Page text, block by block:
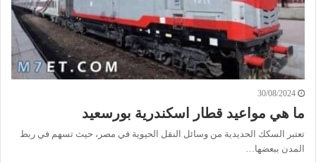
30/08/2024
ما هي مواعيد قطار اسكندرية بورسعيد
تعتبر السكك الحديدية من وسائل النقل الحيوية في مصر، حيث تسهم في ربط
المدن ببعضها…